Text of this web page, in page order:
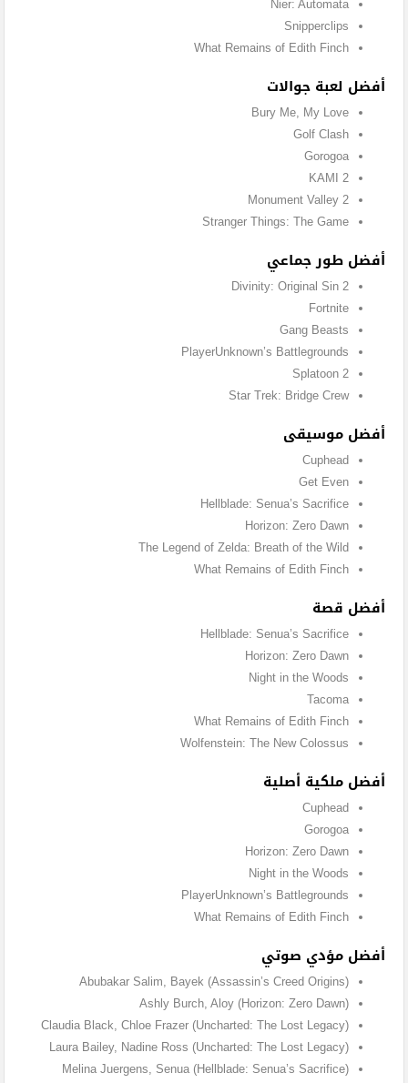
Nier: Automata
Snipperclips
What Remains of Edith Finch
أفضل لعبة جوالات
Bury Me, My Love
Golf Clash
Gorogoa
KAMI 2
Monument Valley 2
Stranger Things: The Game
أفضل طور جماعي
Divinity: Original Sin 2
Fortnite
Gang Beasts
PlayerUnknown’s Battlegrounds
Splatoon 2
Star Trek: Bridge Crew
أفضل موسيقى
Cuphead
Get Even
Hellblade: Senua’s Sacrifice
Horizon: Zero Dawn
The Legend of Zelda: Breath of the Wild
What Remains of Edith Finch
أفضل قصة
Hellblade: Senua’s Sacrifice
Horizon: Zero Dawn
Night in the Woods
Tacoma
What Remains of Edith Finch
Wolfenstein: The New Colossus
أفضل ملكية أصلية
Cuphead
Gorogoa
Horizon: Zero Dawn
Night in the Woods
PlayerUnknown’s Battlegrounds
What Remains of Edith Finch
أفضل مؤدي صوتي
Abubakar Salim, Bayek (Assassin’s Creed Origins)
Ashly Burch, Aloy (Horizon: Zero Dawn)
Claudia Black, Chloe Frazer (Uncharted: The Lost Legacy)
Laura Bailey, Nadine Ross (Uncharted: The Lost Legacy)
Melina Juergens, Senua (Hellblade: Senua’s Sacrifice)